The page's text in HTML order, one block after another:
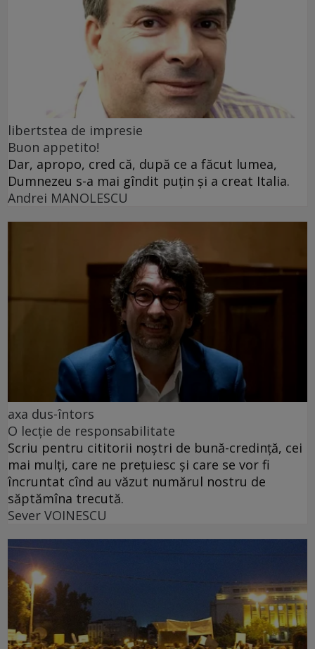
libertstea de impresie
Buon appetito!
Dar, apropo, cred că, după ce a făcut lumea,
Dumnezeu s-a mai gîndit puțin și a creat Italia.
Andrei MANOLESCU
axa dus-întors
O lecție de responsabilitate
Scriu pentru cititorii noștri de bună-credință, cei
mai mulți, care ne prețuiesc și care se vor fi
încruntat cînd au văzut numărul nostru de
săptămîna trecută.
Sever VOINESCU